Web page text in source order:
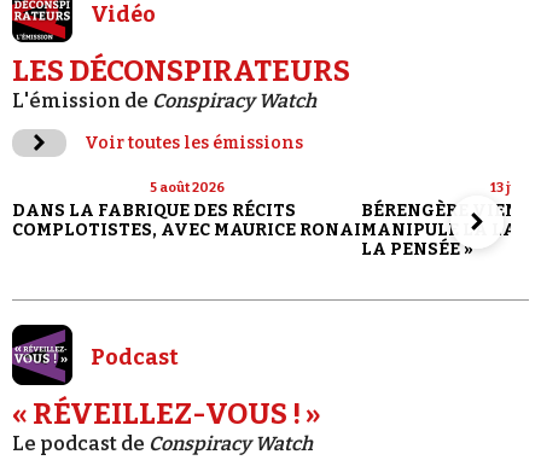
Vidéo
LES DÉCONSPIRATEURS
L'émission de Conspiracy Watch
Voir toutes les émissions
5 août 2026
DANS LA FABRIQUE DES RÉCITS
COMPLOTISTES, AVEC MAURICE RONAI
13
BÉRENGÈRE
MANIPULE LA
LA PENSÉE »
Podcast
« RÉVEILLEZ-VOUS ! »
Le podcast de Conspiracy Watch